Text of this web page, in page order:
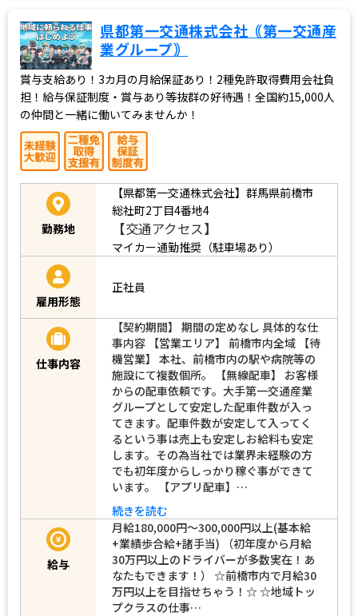
県都第一交通株式会社｟第一交通産
業グループ｠
賞与支給あり！3カ月の月給保証あり！2種免許取得費用会社負
担！給与保証制度・賞与あり等抜群の好待遇！全国約15,000人
の仲間と一緒に働いてみませんか！
勤務地
【県都第一交通株式会社】群馬県前橋市
総社町2丁目4番地4
【交通アクセス】
マイカー通勤推奨（駐車場あり）
雇用形態
正社員
仕事内容
【契約期間】 期間の定めなし 具体的な仕
事内容 【営業エリア】 前橋市内全域 【待
機営業】 本社、前橋市内の駅や病院等の
施設にて複数個所。 【無線配車】 お客様
からの配車依頼です。大手第一交通産業
グループとして安定した配車件数が入っ
てきます。配車件数が安定して入ってく
るという事は売上も安定しお給料も安定
します。その為当社では業界未経験の方
でも初年度からしっかり稼ぐ事ができて
います。 【アプリ配車】…
続きを読む
給与
月給180,000円～300,000円以上(基本給
+業績歩合給+諸手当) （初年度から月給
30万円以上のドライバーが多数実在！あ
なたもできます！） ☆前橋市内で月給30
万円以上を目指せちゃう！☆ ☆地域トッ
プクラスの仕事…